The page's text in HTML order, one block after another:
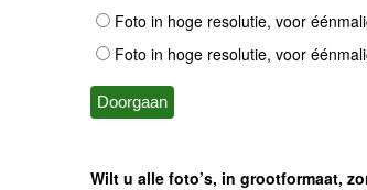
Foto in hoge resolutie, voor
Foto in hoge resolutie, voor
Wilt u alle foto’s, in grootformaat,